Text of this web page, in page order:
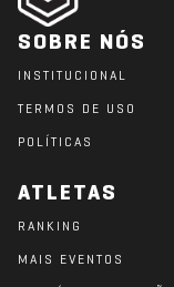
SOBRE NÓS
INSTITUCIONAL
TERMOS DE USO
POLÍTICAS
ATLETAS
RANKING
MAIS EVENTOS